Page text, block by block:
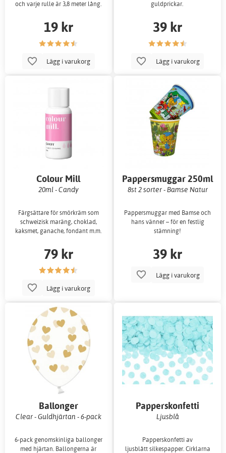
och varje rulle är 3,8 meter lång.
19 kr
Lägg i varukorg
guldprickar.
39 kr
Lägg i varukorg
Colour Mill
20ml - Candy
Färgsättare för smörkräm som
schweizisk maräng, choklad,
kaksmet, ganache, fondant m.m.
79 kr
Lägg i varukorg
Pappersmuggar 250ml
8st 2 sorter - Bamse Natur
Pappersmuggar med Bamse och
hans vänner – för en festlig
stämning!
39 kr
Lägg i varukorg
Ballonger
Clear - Guldhjärtan - 6-pack
6-pack genomskinliga ballonger
med hjärtan. Ballongerna är
Papperskonfetti
Ljusblå
Papperskonfetti av
ljusblått silkespapper. Cirklarna